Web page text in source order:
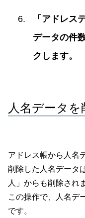
「アドレス
データの件
クします。
人名データを
アドレス帳から人名
削除した人名データ
人」からも削除され
この操作で、人名デ
です。